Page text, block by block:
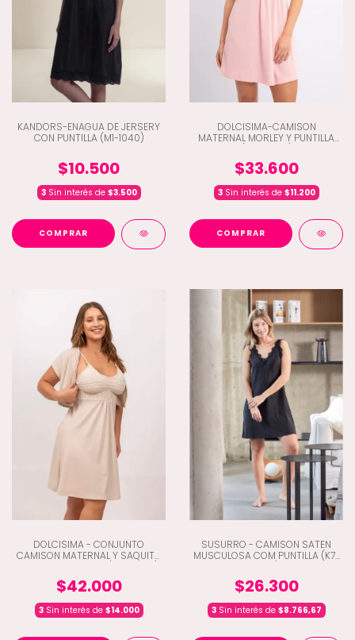
KANDORS-ENAGUA DE JERSERY
CON PUNTILLA (M1-1040)
$10.500
3Sin interés de $3.500
COMPRAR
DOLCISIMA-CAMISON
MATERNAL MORLEY Y PUNTILLA
$33.600
3Sin interés de $11.200
COMPRAR
DOLCISIMA - CONJUNTO
CAMISON MATERNAL Y SAQUITO
$42.000
3Sin interés de $14.000
SUSURRO - CAMISON SATEN
MUSCULOSA COM PUNTILLA (K7-
$26.300
3Sin interés de $8.766,67